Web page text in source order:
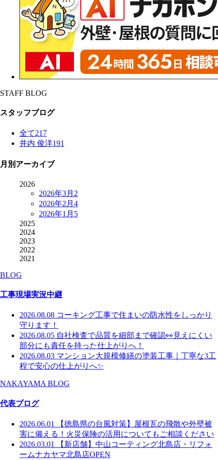
STAFF BLOG
スタッフブログ
全て217
井内 俊洋191
月別アーカイブ
2026
2026年3月 2
2026年2月 4
2026年1月 5
2025
2024
2023
2022
2021
BLOG
工事現場実況中継
2026.08.08 コーキング工事で住まいの防水性をしっかり
守ります！
2026.08.05 自社検査で品質を細部まで確認👀見えにくい
部分にも責任を持った仕上がりへ！
2026.08.03 マンション大規模修繕の塗装工事｜丁寧な3工
程で安心の仕上がりへ✨
NAKAYAMA BLOG
代表ブログ
2026.06.01
【徳島県の台風対策】屋根瓦の飛散や外壁被
害に備える！火災保険の活用についてもご相談ください
2026.03.01
【新店舗】中山コーティング北島店・リフォ
ームナカヤマ北島店OPEN